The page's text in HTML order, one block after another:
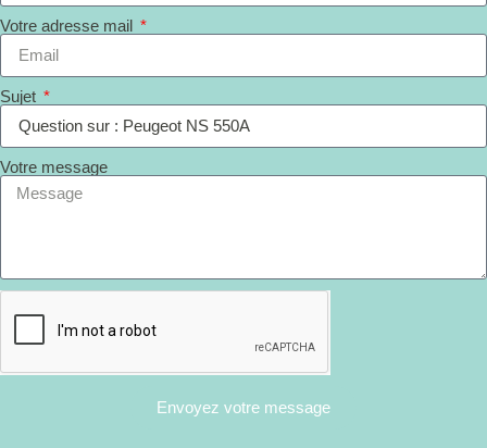
Votre adresse mail
Sujet
Votre message
Envoyez votre message